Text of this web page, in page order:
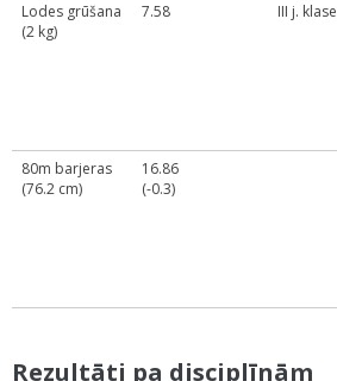
Lodes grūšana
(2 kg)
7.58 III j. klase
80m barjeras
(76.2 cm)
16.86
(-0.3)
Rezultāti pa disciplīnām